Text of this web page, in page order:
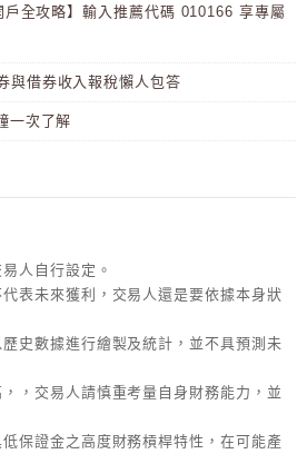
戶全攻略】輸入推薦代碼 010166 享專屬
與借券收入報稅懶人包答
一次了解
人自行設定。
表未來獲利，交易人還是要依據本身狀
史數據進行繪製及統計，並不具預測未
，交易人請慎重考量自身財務能力，並
保證金之高度財務槓桿特性，在可能產